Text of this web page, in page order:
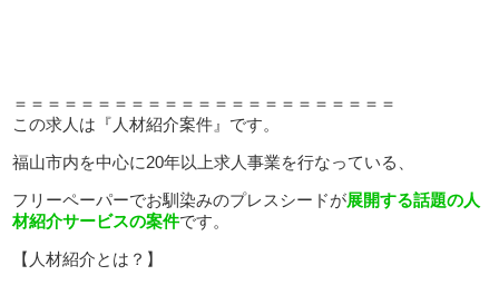
＝＝＝＝＝＝＝＝＝＝＝＝＝＝＝＝＝＝＝＝＝＝＝
この求人は『人材紹介案件』です。
福山市内を中心に20年以上求人事業を行なっている、
フリーペーパーでお馴染みのプレスシードが展開する話題の人
材紹介サービスの案件です。
【人材紹介とは？】